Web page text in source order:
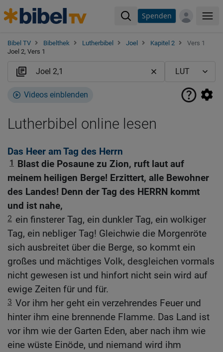
Spenden
Bibel TV Bibelthek Lutherbibel Joel Kapitel 2
Vers 1
Joel 2, Vers 1
Videos einblenden
Lutherbibel online lesen
Das Heer am Tag des Herrn
1
Blast die Posaune zu Zion, ruft laut auf
meinem heiligen Berge! Erzittert, alle Bewohner
des Landes! Denn der Tag des HERRN kommt
und ist nahe,
2 ein finsterer Tag, ein dunkler Tag, ein wolkiger
Tag, ein nebliger Tag! Gleichwie die Morgenröte
sich ausbreitet über die Berge, so kommt ein
großes und mächtiges Volk, desgleichen vormals
nicht gewesen ist und hinfort nicht sein wird auf
ewige Zeiten für und für.
3 Vor ihm her geht ein verzehrendes Feuer und
hinter ihm eine brennende Flamme. Das Land ist
vor ihm wie der Garten Eden, aber nach ihm wie
eine wüste Einöde, und niemand wird ihm